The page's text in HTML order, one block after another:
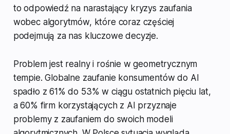
to odpowiedź na narastający kryzys zaufania
wobec algorytmów, które coraz częściej
podejmują za nas kluczowe decyzje.
Problem jest realny i rośnie w geometrycznym
tempie. Globalne zaufanie konsumentów do AI
spadło z 61% do 53% w ciągu ostatnich pięciu lat,
a 60% firm korzystających z AI przyznaje
problemy z zaufaniem do swoich modeli